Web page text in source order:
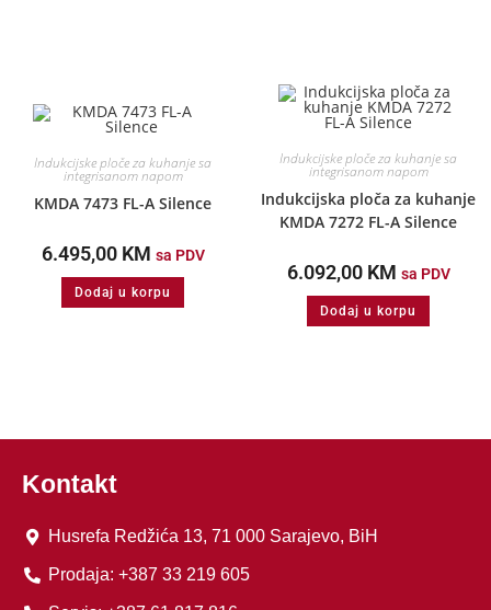
Indukcijske ploče za kuhanje sa
integrisanom napom
KMDA 7473 FL-A Silence
6.495,00 KM sa PDV
Dodaj u korpu
Indukcijske ploče za kuhanje sa
integrisanom napom
Indukcijska ploča za kuhanje
KMDA 7272 FL-A Silence
6.092,00 KM sa PDV
Dodaj u korpu
Kontakt
Husrefa Redžića 13, 71 000 Sarajevo, BiH
Prodaja: +387 33 219 605